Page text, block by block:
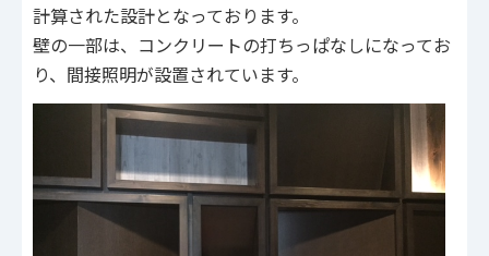
計算された設計となっております。
壁の一部は、コンクリートの打ちっぱなしになってお
り、間接照明が設置されています。